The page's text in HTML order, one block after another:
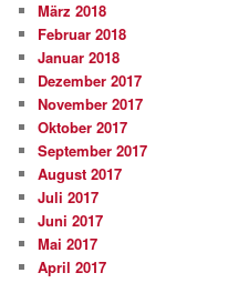
März 2018
Februar 2018
Januar 2018
Dezember 2017
November 2017
Oktober 2017
September 2017
August 2017
Juli 2017
Juni 2017
Mai 2017
April 2017